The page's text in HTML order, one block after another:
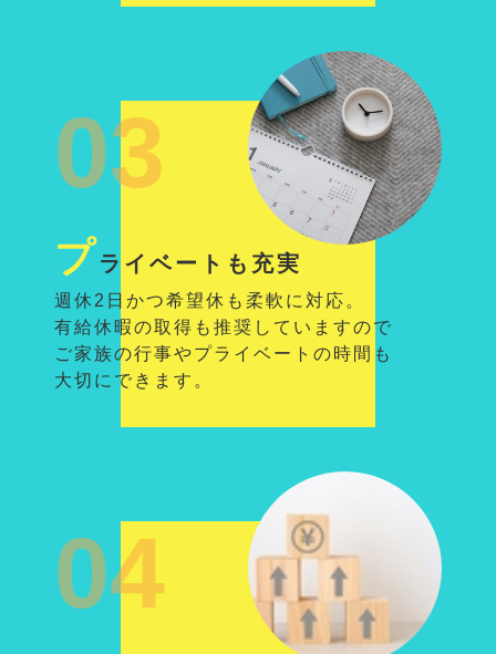
03
プライベートも充実
週休2日かつ希望休も柔軟に対応。
有給休暇の取得も推奨していますので
ご家族の行事やプライベートの時間も
大切にできます。
04